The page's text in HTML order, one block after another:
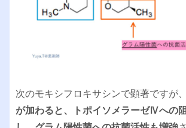
次のモキシフロキサシンで顕著ですが、
が加わると、トポイソメラーゼⅣへの